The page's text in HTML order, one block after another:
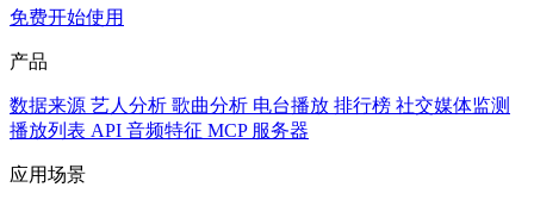
免费开始使用
产品
数据来源 艺人分析 歌曲分析 电台播放 排行榜 社交媒体监测
播放列表 API 音频特征 MCP 服务器
应用场景